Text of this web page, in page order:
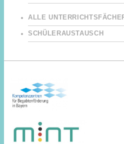
ALLE
SCHÜLERAUSTAUSCH